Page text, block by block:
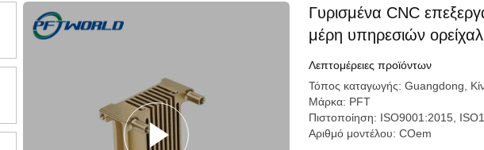
Γυρισμένα CNC
μέρη υπηρεσιών
ανοξείδωτου άλεσης
Λεπτομέρειες προϊόντων
Τόπος καταγωγής: Guangdong,
Μάρκα: PFT
Πιστοποίηση: ISO9001:2015,
Αριθμό μοντέλου: COem